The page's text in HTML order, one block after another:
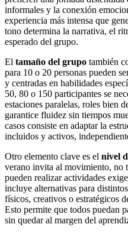
informales y la conexión
experiencia más intensa que
tono determina la narrativa, el
esperado del grupo.
El tamaño del grupo también
para 10 o 20 personas pueden
y centradas en habilidades
50, 80 o 150 participantes se
estaciones paralelas, roles bien
garantice fluidez sin tiempos
casos consiste en adaptar la
incluidos y activos,
Otro elemento clave es el nivel
verano invita al movimiento, no
pueden realizar actividades
incluye alternativas para
físicos, creativos o estratégicos
Esto permite que todos puedan
sin quedar al margen del